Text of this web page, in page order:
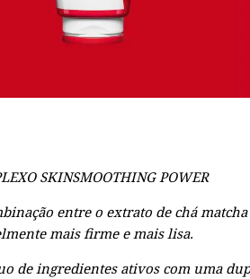
SKIN​SMOOTHING POWER
entre o extrato de chá
mais firme e mais lisa.
de ingredientes ativos com uma